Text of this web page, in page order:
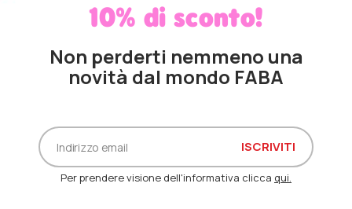
10% di sconto!
Non perderti nemmeno una
novità dal mondo FABA
Per prendere visione dell'informativa clicca qui.